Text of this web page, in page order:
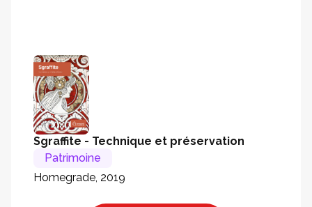
Sgraffite - Technique et préservation
Patrimoine
Homegrade, 2019